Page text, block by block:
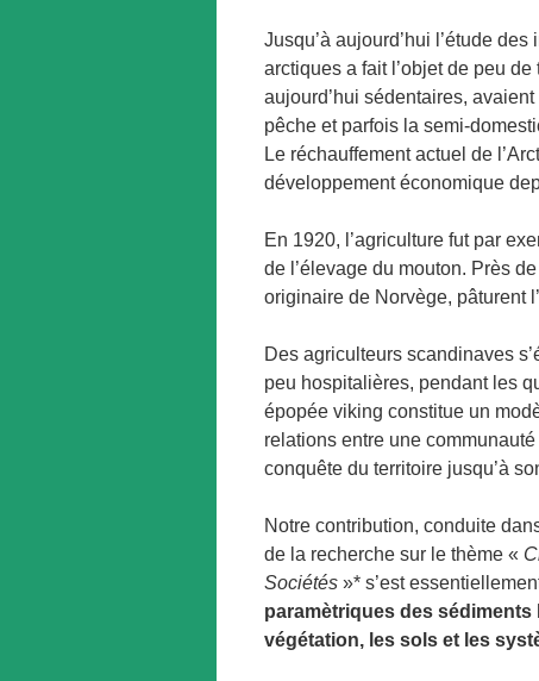
Jusqu’à aujourd’hui l’étude
arctiques a fait l’objet de peu
aujourd’hui sédentaires,
pêche et parfois la semi-
Le réchauffement actuel de
développement économique
En 1920, l’agriculture fut par
de l’élevage du mouton. Près
originaire de Norvège, pâturent
Des agriculteurs scandinaves
peu hospitalières, pendant les
épopée viking constitue un
relations entre une
conquête du territoire jusqu’à
Notre contribution, conduite
de la recherche sur le thème «
Sociétés »* s’est
paramètriques des sédiments
végétation, les sols et les